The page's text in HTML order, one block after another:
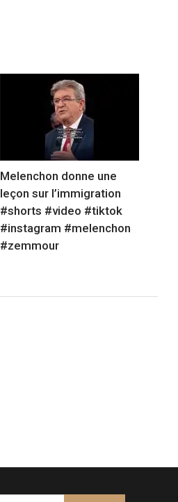
Melenchon donne une
leçon sur l’immigration
#shorts #video #tiktok
#instagram #melenchon
#zemmour